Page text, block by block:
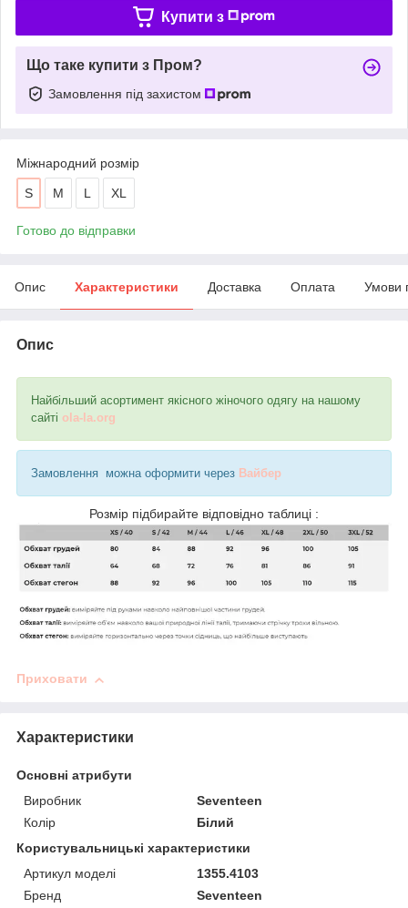
Купити з
Що таке купити з Пром?
Замовлення під захистом
Міжнародний розмір
S M L XL
Готово до відправки
Опис Характеристики Доставка Оплата Умови
Опис
Найбільший асортимент якісного жіночого одягу на нашому
сайті ola-la.org
Замовлення можна оформити через Вайбер
Розмір підбирайте відповідно таблиці :
Приховати
Характеристики
Основні атрибути
Виробник
Seventeen
Колір
Білий
Користувальницькі характеристики
Артикул моделі
1355.4103
Бренд
Seventeen